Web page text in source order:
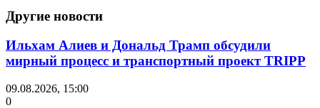
Другие новости
Ильхам Алиев и Дональд Трамп обсудили
мирный процесс и транспортный проект TRIPP
09.08.2026, 15:00
0